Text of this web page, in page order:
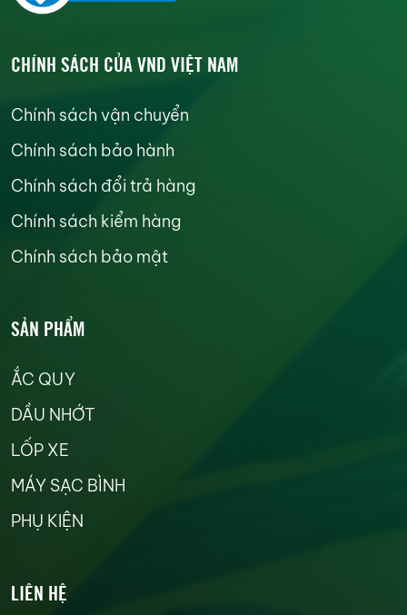
CHÍNH SÁCH CỦA VND VIỆT NAM
Chính sách vận chuyển
Chính sách bảo hành
Chính sách đổi trả hàng
Chính sách kiểm hàng
Chính sách bảo mật
SẢN PHẨM
ẮC QUY
DẦU NHỚT
LỐP XE
MÁY SẠC BÌNH
PHỤ KIỆN
LIÊN HỆ